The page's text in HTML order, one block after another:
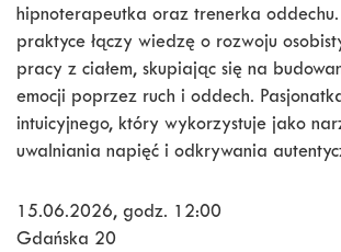
hipnoterapeutka oraz trenerka
praktyce łączy wiedzę o rozwoju
pracy z ciałem, skupiając się na
emocji poprzez ruch i oddech.
intuicyjnego, który wykorzystuje jako
uwalniania napięć i odkrywania
15.06.2026, godz. 12:00
Gdańska 20